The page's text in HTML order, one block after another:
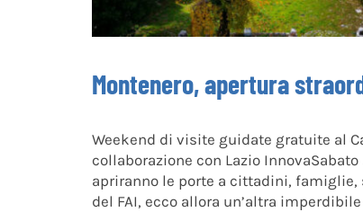
Montenero, apertura
Weekend di visite guidate gratuite al
collaborazione con Lazio
apriranno le porte a cittadini, famiglie,
del FAI, ecco allora un’altra